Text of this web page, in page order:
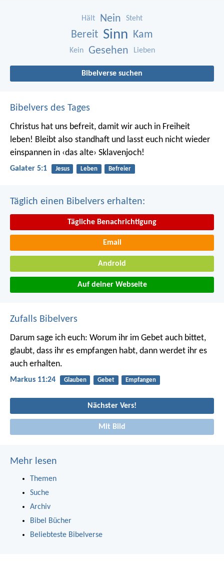
Hält Nein Steht
Bereit Sinn Kam
Kein Gesehen Lieben
Bibelverse suchen
Bibelvers des Tages
Christus hat uns befreit, damit wir auch in Freiheit
leben! Bleibt also standhaft und lasst euch nicht wieder
einspannen in ‹das alte› Sklavenjoch!
Galater 5:1 Jesus Leben Befreier
Täglich einen Bibelvers erhalten:
Tägliche Benachrichtigung
Email
Android
Auf deiner Webseite
Zufalls Bibelvers
Darum sage ich euch: Worum ihr im Gebet auch bittet,
glaubt, dass ihr es empfangen habt, dann werdet ihr es
auch erhalten.
Markus 11:24 Glauben Gebet Empfangen
Nächster Vers!
Mit Bild
Mehr lesen
Themen
Suche
Archiv
Bibel Bücher
Beliebteste Bibelverse